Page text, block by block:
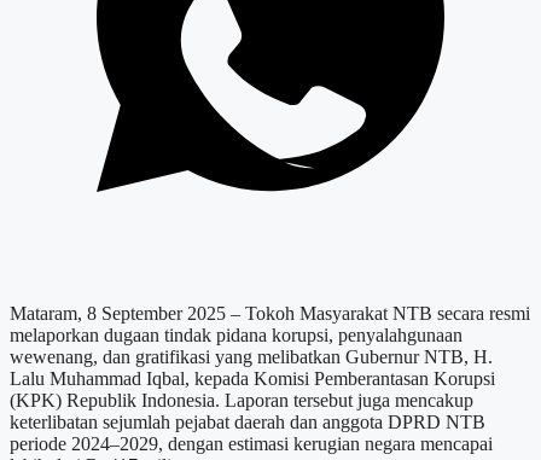
Mataram, 8 September 2025 – Tokoh Masyarakat NTB secara resmi
melaporkan dugaan tindak pidana korupsi, penyalahgunaan
wewenang, dan gratifikasi yang melibatkan Gubernur NTB, H.
Lalu Muhammad Iqbal, kepada Komisi Pemberantasan Korupsi
(KPK) Republik Indonesia. Laporan tersebut juga mencakup
keterlibatan sejumlah pejabat daerah dan anggota DPRD NTB
periode 2024–2029, dengan estimasi kerugian negara mencapai